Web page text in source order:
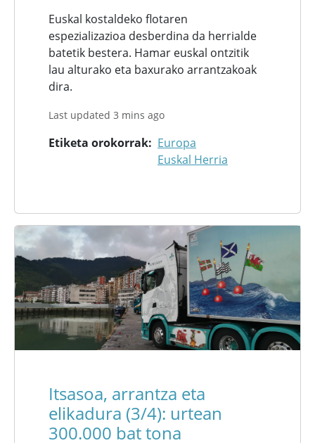
Euskal kostaldeko flotaren
espezializazioa desberdina da herrialde
batetik bestera. Hamar euskal ontzitik
lau alturako eta baxurako arrantzakoak
dira.
Last updated 3 mins ago
Etiketa orokorrak
Europa
Euskal Herria
Itsasoa, arrantza eta
elikadura (3/4): urtean
300.000 bat tona